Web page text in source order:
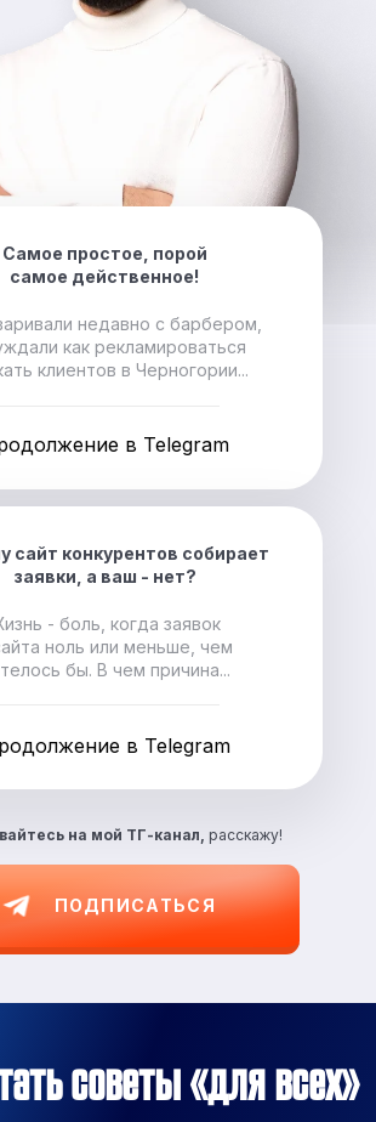
на мой ТГ-канал, расскажу!
ПОДПИСАТЬСЯ
Самое простое, порой
самое действенное!
недавно с барбером,
как рекламироваться
клиентов в Черногории...
в Telegram
сайт конкурентов собирает
заявки, а ваш - нет?
- боль, когда заявок
ноль или меньше, чем
бы. В чем причина...
в Telegram
советы «для всех»